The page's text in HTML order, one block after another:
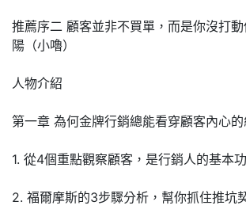
推薦序二 顧客並非不買單，而是你沒打
陽（小嚕）
人物介紹
第一章 為何金牌行銷總能看穿顧客內心的
1. 從4個重點觀察顧客，是行銷人的基本功
2. 福爾摩斯的3步驟分析，幫你抓住推坑